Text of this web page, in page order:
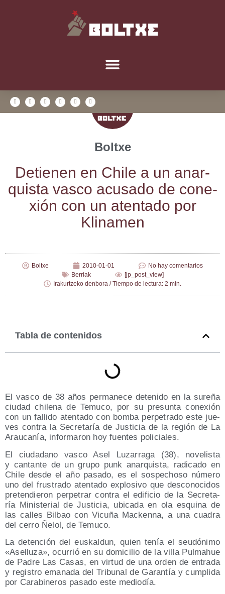
Boltxe
Detie­nen en Chi­le a un anar­
quis­ta vas­co acu­sa­do de cone­
xión con un aten­ta­do por
Klinamen
Boltxe 2010-01-01
No hay comentarios
Berriak
[jp_post_view]
Irakurtzeko denbora / Tiempo de lectura: 2 min.
Tabla de contenidos
El vas­co de 38 años per­ma­ne­ce dete­ni­do en la sure­ña
ciu­dad chi­le­na de Temu­co, por su pre­sun­ta cone­xión
con un falli­do aten­ta­do con bom­ba per­pe­tra­do este jue­
ves con­tra la Secre­ta­ría de Jus­ti­cia de la región de La
Arau­ca­nía, infor­ma­ron hoy fuen­tes policiales.
El ciu­da­dano vas­co Asel Luza­rra­ga (38), nove­lis­ta
y can­tan­te de un gru­po punk anar­quis­ta, radi­ca­do en
Chi­le des­de el año pasa­do, es el sos­pe­cho­so núme­ro
uno del frus­tra­do aten­ta­do explo­si­vo que des­co­no­ci­dos
pre­ten­die­ron per­pe­trar con­tra el edi­fi­cio de la Secre­ta­
ría Minis­te­rial de Jus­ti­cia, ubi­ca­da en ola esqui­na de
las calles Bil­bao con Vicu­ña Mac­ken­na, a una cua­dra
del cerro Ñelol, de Temuco.
La deten­ción del eus­kal­dun, quien tenía el seu­dó­ni­mo
«Ase­llu­za», ocu­rrió en su domi­ci­lio de la villa Pul­mahue
de Padre Las Casas, en vir­tud de una orden de entra­da
y regis­tro ema­na­da del Tri­bu­nal de Garan­tía y cum­pli­da
por Cara­bi­ne­ros pasa­do este mediodía.